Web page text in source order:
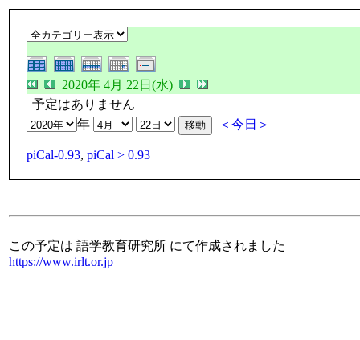
2020年 4月 22日(水)
予定はありません
年
＜今日＞
piCal-0.93, piCal > 0.93
この予定は 語学教育研究所 にて作成されました
https://www.irlt.or.jp